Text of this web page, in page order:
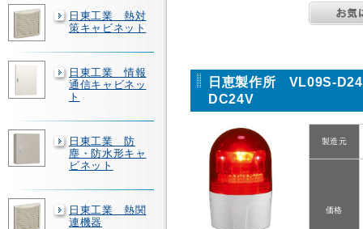
日東工業 熱対
策キャビネット
日東工業 情報
通信キャビネッ
ト
日東工業 防
塵・防水形キャ
ビネット
日東工業 熱関
連機器
日恵製作所 VL09S-
DC24V
製造元
価格